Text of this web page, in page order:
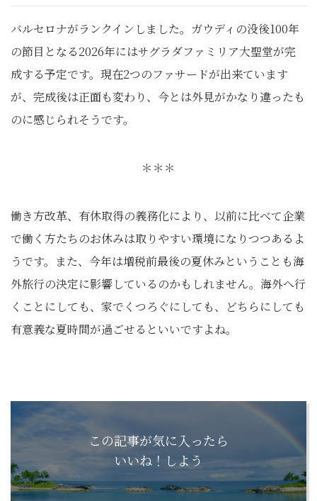
バルセロナがランクインしました。ガウディの没後100年
の節目となる2026年にはサグラダファミリア大聖堂が完
成する予定です。現在2つのファサードが出来ています
が、完成後は正面も変わり、今とは外見がかなり違ったも
のに感じられそうです。
＊＊＊
働き方改革、有休取得の義務化により、以前に比べて企業
で働く方たちのお休みは取りやすい環境になりつつあるよ
うです。また、今年は増税前最後の夏休みということも海
外旅行の決定に影響しているのかもしれません。海外へ行
くことにしても、家でくつろぐにしても、どちらにしても
有意義な夏時間が過ごせるといいですよね。
この記事が気に入ったら
いいね！しよう